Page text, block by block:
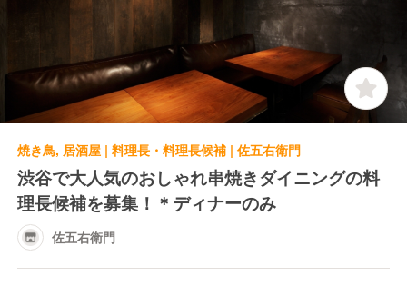
焼き鳥, 居酒屋 | 料理長・料理長候補 | 佐五右衛門
渋谷で大人気のおしゃれ串焼きダイニングの料
理長候補を募集！＊ディナーのみ
佐五右衛門